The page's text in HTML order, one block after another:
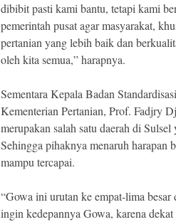
dibibit pasti kami bantu, tetapi kami
pemerintah pusat agar masyarakat,
pertanian yang lebih baik dan
oleh kita semua,” harapnya.
Sementara Kepala Badan
Kementerian Pertanian, Prof. Fadjry
merupakan salah satu daerah di
Sehingga pihaknya menaruh harapan
mampu tercapai.
“Gowa ini urutan ke empat-lima
ingin kedepannya Gowa, karena